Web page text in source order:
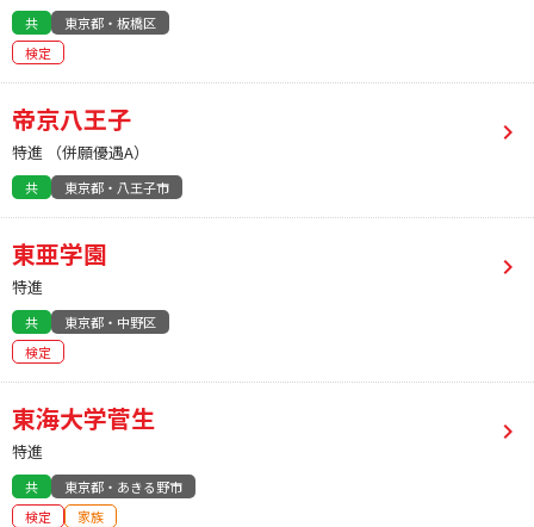
共
東京都・板橋区
検定
帝京八王子
特進 （併願優遇A）
共 東京都・八王子市
東亜学園
特進
共
東京都・中野区
検定
東海大学菅生
特進
共
東京都・あきる野市
検定
家族